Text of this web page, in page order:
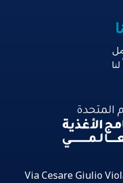
Via Cesare Giulio